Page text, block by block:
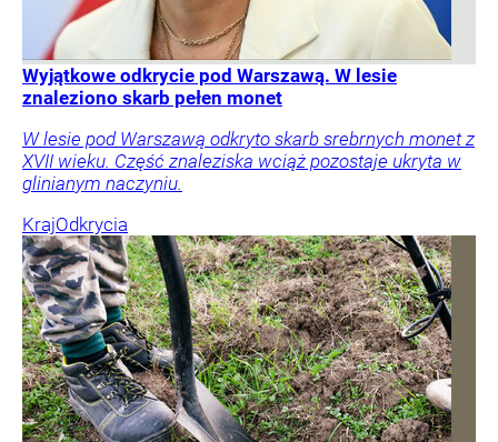
Wyjątkowe odkrycie pod Warszawą. W lesie
znaleziono skarb pełen monet
W lesie pod Warszawą odkryto skarb srebrnych monet z
XVII wieku. Część znaleziska wciąż pozostaje ukryta w
glinianym naczyniu.
KrajOdkrycia